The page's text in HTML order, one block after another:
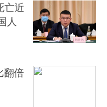
亡近
人
翻倍